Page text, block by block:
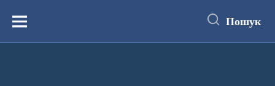
вмістуМеню Пошук